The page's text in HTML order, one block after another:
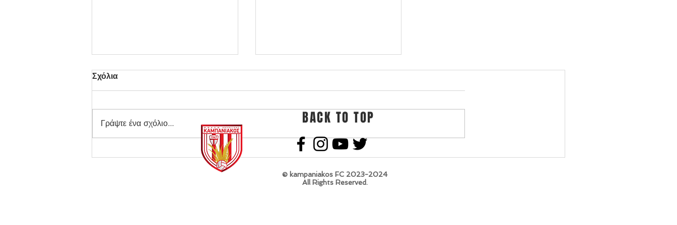
Καμπανιακός κ19-
2-0
Σχόλια
Γράψτε ένα σχόλιο... BACK TO TOP
© kampaniakos FC 2023-2024
All Rights Reserved.